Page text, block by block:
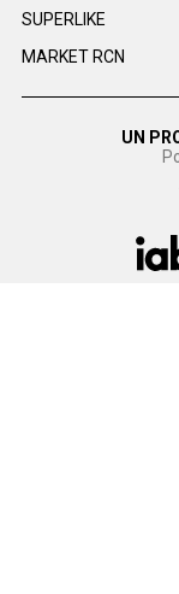
SUPERLIKE
MARKET RCN
UN